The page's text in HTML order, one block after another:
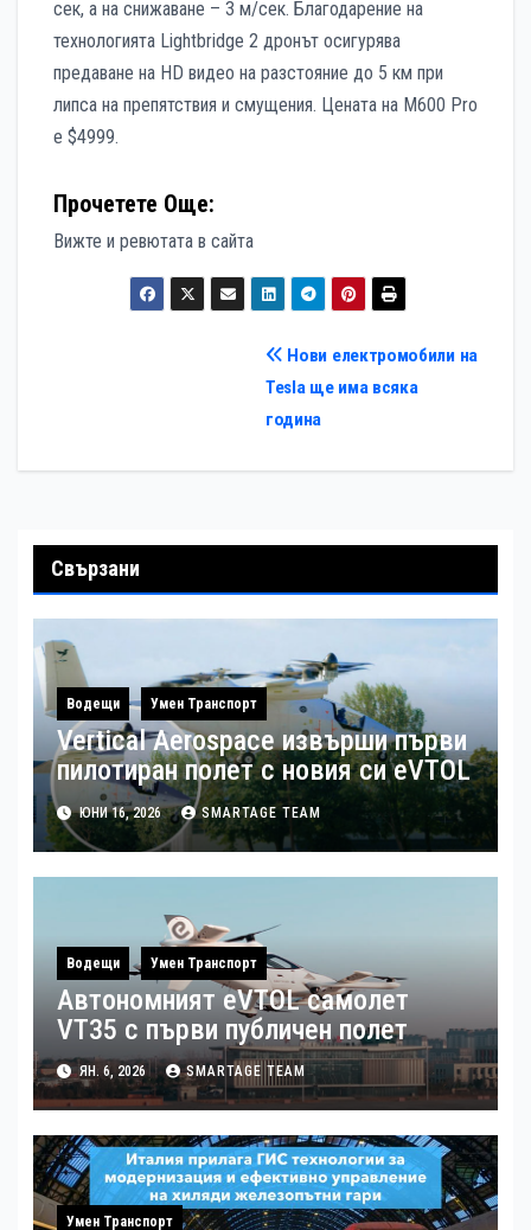
сек, а на снижаване – 3 м/сек. Благодарение на
технологията Lightbridge 2 дронът осигурява
предаване на HD видео на разстояние до 5 км при
липса на препятствия и смущения. Цената на M600 Pro
е $4999.
Прочетете Още:
Вижте и ревютата в сайта
Нови електромобили на
Tesla ще има всяка
година
Свързани
Водещи Умен Транспорт
Vertical Aerospace извърши първи
пилотиран полет с новия си eVTOL
ЮНИ 16, 2026 SMARTAGE TEAM
Водещи Умен Транспорт
Автономният eVTOL самолет
VT35 с първи публичен полет
ЯН. 6, 2026 SMARTAGE TEAM
Умен Транспорт